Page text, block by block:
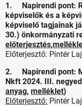
1. Napirendi pont:
képviselők és a
képviselő tagjainak
30.) önkormányzati
előterjesztés,
Előterjesztő: Pintér
2. Napirendi pont:
Nkft 2024. III.
anyag,melléklet)
Előterjesztő: Pintér